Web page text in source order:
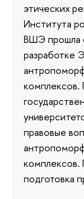
этических
Института
ВШЭ прошла
разработке
комплексов.
правовые
комплексов.
подготовка